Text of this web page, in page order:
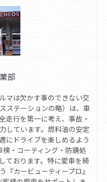
部
マは欠かす事のできない交
ステーションの略）は、車
走行を第一に考え、事故・
しています。燃料油の安定
にドライブを楽しめるよう
・コーティング・防錆処
ております。特に愛車を綺
『カービューティープロ』